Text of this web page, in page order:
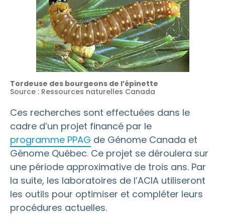
Tordeuse des bourgeons de l’épinette
Source : Ressources naturelles Canada
Ces recherches sont effectuées dans le
cadre d’un projet financé par le
programme PPAG de Génome Canada et
Génome Québec. Ce projet se déroulera sur
une période approximative de trois ans. Par
la suite, les laboratoires de l’ACIA utiliseront
les outils pour optimiser et compléter leurs
procédures actuelles.